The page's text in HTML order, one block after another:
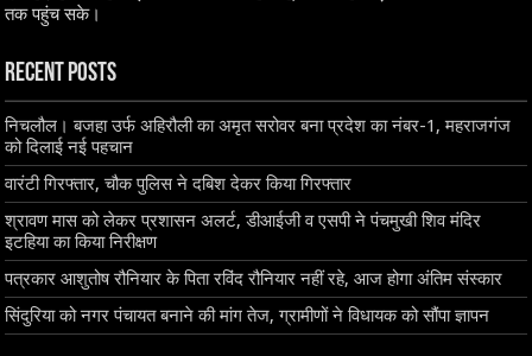
तक पहुंच सके।
Recent Posts
निचलौल। बजहा उर्फ अहिरौली का अमृत सरोवर बना प्रदेश का नंबर-1, महराजगंज
को दिलाई नई पहचान
वारंटी गिरफ्तार, चौक पुलिस ने दबिश देकर किया गिरफ्तार
श्रावण मास को लेकर प्रशासन अलर्ट, डीआईजी व एसपी ने पंचमुखी शिव मंदिर
इटहिया का किया निरीक्षण
पत्रकार आशुतोष रौनियार के पिता रविंद रौनियार नहीं रहे, आज होगा अंतिम संस्कार
सिंदुरिया को नगर पंचायत बनाने की मांग तेज, ग्रामीणों ने विधायक को सौंपा ज्ञापन